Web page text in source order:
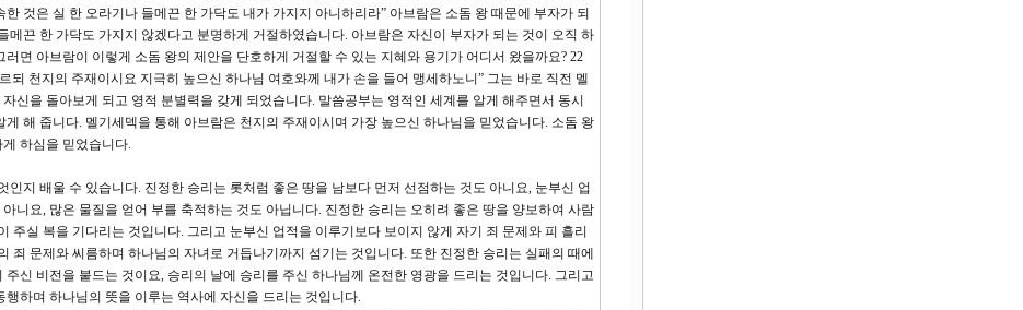
것은 실 한 오라기나 들메끈 한 가닥도 내가 가지지 아니하리라” 아브람은 소돔 왕 때문에 부자가 되
메끈 한 가닥도 가지지 않겠다고 분명하게 거절하였습니다. 아브람은 자신이 부자가 되는 것이 오직 하
면 아브람이 이렇게 소돔 왕의 제안을 단호하게 거절할 수 있는 지혜와 용기가 어디서 왔을까요? 22
되 천지의 주재이시요 지극히 높으신 하나님 여호와께 내가 손을 들어 맹세하노니” 그는 바로 직전 멜
신을 돌아보게 되고 영적 분별력을 갖게 되었습니다. 말씀공부는 영적인 세계를 알게 해주면서 동시
해 줍니다. 멜기세덱을 통해 아브람은 천지의 주재이시며 가장 높으신 하나님을 믿었습니다. 소돔 왕
하심을 믿었습니다.
인지 배울 수 있습니다. 진정한 승리는 롯처럼 좋은 땅을 남보다 먼저 선점하는 것도 아니요, 눈부신 업
니요, 많은 물질을 얻어 부를 축적하는 것도 아닙니다. 진정한 승리는 오히려 좋은 땅을 양보하여 사람
주실 복을 기다리는 것입니다. 그리고 눈부신 업적을 이루기보다 보이지 않게 자기 죄 문제와 피 흘리
죄 문제와 씨름하며 하나님의 자녀로 거듭나기까지 섬기는 것입니다. 또한 진정한 승리는 실패의 때에
신 비전을 붙드는 것이요, 승리의 날에 승리를 주신 하나님께 온전한 영광을 드리는 것입니다. 그리고
하며 하나님의 뜻을 이루는 역사에 자신을 드리는 것입니다.